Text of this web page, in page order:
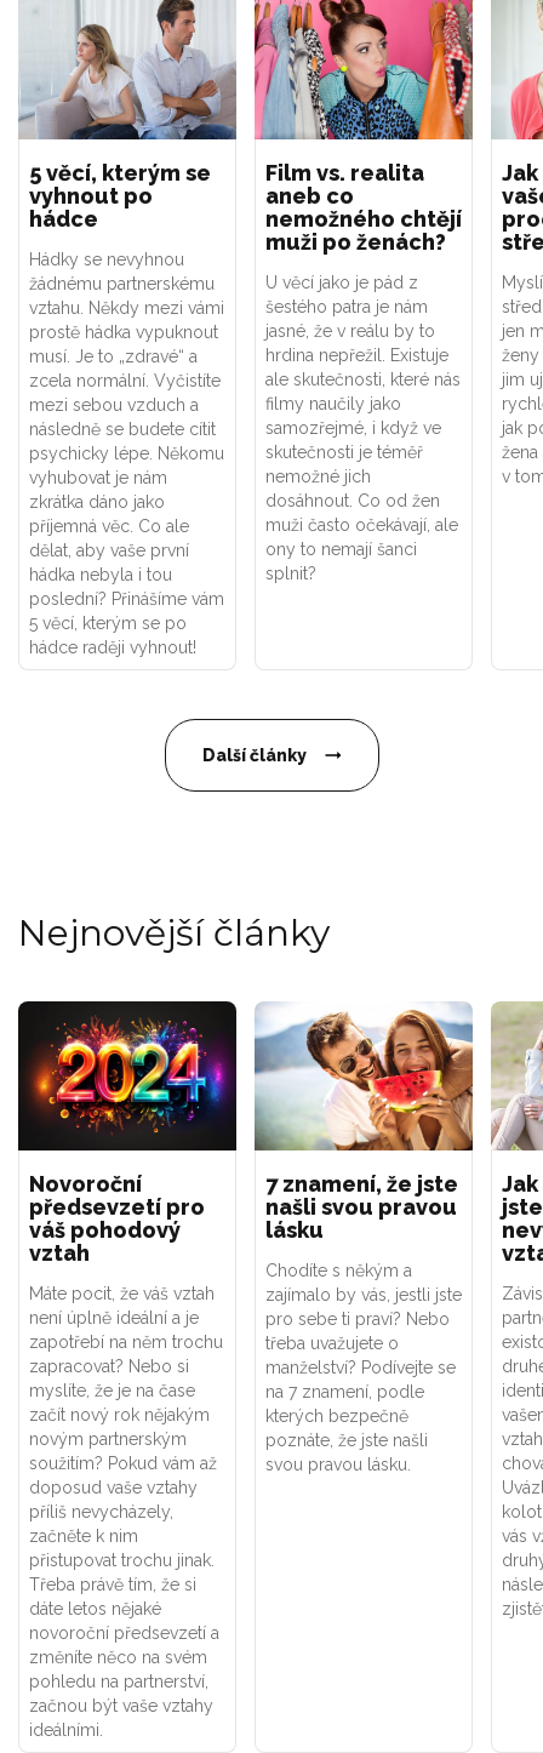
5 věcí, kterým se
vyhnout po
hádce
Hádky se nevyhnou
žádnému partnerskému
vztahu. Někdy mezi vámi
prostě hádka vypuknout
musí. Je to „zdravé“ a
zcela normální. Vyčistíte
mezi sebou vzduch a
následně se budete cítit
psychicky lépe. Někomu
vyhubovat je nám
zkrátka dáno jako
příjemná věc. Co ale
dělat, aby vaše první
hádka nebyla i tou
poslední? Přinášíme vám
5 věcí, kterým se po
hádce raději vyhnout!
Film vs. realita
aneb co
nemožného chtějí
muži po ženách?
U věcí jako je pád z
šestého patra je nám
jasné, že v reálu by to
hrdina nepřežil. Existuje
ale skutečnosti, které nás
filmy naučily jako
samozřejmé, i když ve
skutečnosti je téměř
nemožné jich
dosáhnout. Co od žen
muži často očekávají, ale
ony to nemají šanci
splnit?
jen
ženy
jim
jak
žena
v
Další články
Nejnovější články
Novoroční
předsevzetí pro
váš pohodový
vztah
Máte pocit, že váš vztah
není úplně ideální a je
zapotřebí na něm trochu
zapracovat? Nebo si
myslíte, že je na čase
začít nový rok nějakým
novým partnerským
soužitím? Pokud vám až
doposud vaše vztahy
příliš nevycházely,
začněte k nim
přistupovat trochu jinak.
Třeba právě tím, že si
dáte letos nějaké
novoroční předsevzetí a
změníte něco na svém
pohledu na partnerství,
začnou být vaše vztahy
ideálními.
7 znamení, že jste
našli svou pravou
lásku
Chodíte s někým a
zajímalo by vás, jestli jste
pro sebe ti praví? Nebo
třeba uvažujete o
manželství? Podívejte se
na 7 znamení, podle
kterých bezpečně
poznáte, že jste našli
svou pravou lásku.
vás